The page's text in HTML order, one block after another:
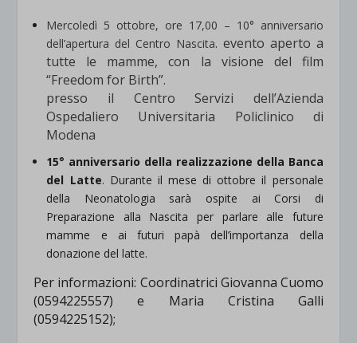
Mercoledì 5 ottobre, ore 17,00 – 10° anniversario
dell’apertura del Centro Nascita. evento aperto a
tutte le mamme, con la visione del film
“Freedom for Birth”.
presso il Centro Servizi dell’Azienda
Ospedaliero Universitaria Policlinico di
Modena
15° anniversario della realizzazione della Banca
del Latte. Durante il mese di ottobre il personale
della Neonatologia sarà ospite ai Corsi di
Preparazione alla Nascita per parlare alle future
mamme e ai futuri papà dell’importanza della
donazione del latte.
Per informazioni: Coordinatrici Giovanna Cuomo
(0594225557) e Maria Cristina Galli
(0594225152);